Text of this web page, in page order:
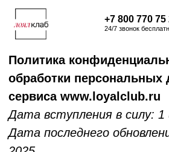
+7 800 770 75 21
24/7 звонок бесплатный
обработки персональных данных
сервиса www.loyalclub.ru
Дата вступления в силу: 1 июня 2025
Дата последнего обновления: 10 ноября
1. Общие положения
1.1. Настоящая Политика
конфиденциальности и обработки